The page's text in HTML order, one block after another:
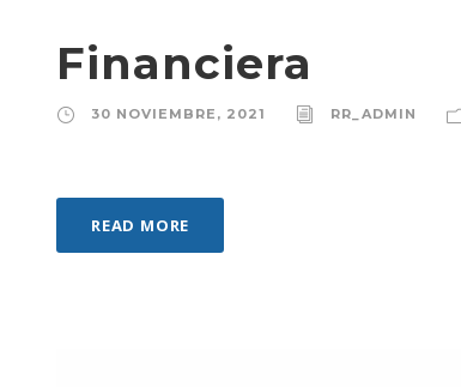
Financiera
30 NOVIEMBRE, 2021 RR_ADMIN
READ MORE